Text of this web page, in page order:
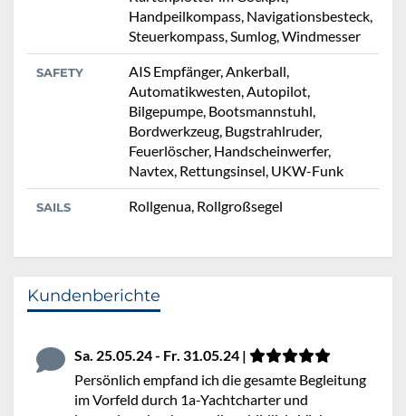
Handpeilkompass, Navigationsbesteck,
Steuerkompass, Sumlog, Windmesser
SAFETY
AIS Empfänger, Ankerball,
Automatikwesten, Autopilot,
Bilgepumpe, Bootsmannstuhl,
Bordwerkzeug, Bugstrahlruder,
Feuerlöscher, Handscheinwerfer,
Navtex, Rettungsinsel, UKW-Funk
SAILS Rollgenua, Rollgroßsegel
Kundenberichte
Sa. 25.05.24 - Fr. 31.05.24 |
Persönlich empfand ich die gesamte Begleitung
im Vorfeld durch 1a-Yachtcharter und